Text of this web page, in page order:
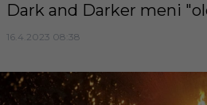
Dark and Darker meni
16.4.2023 08:38